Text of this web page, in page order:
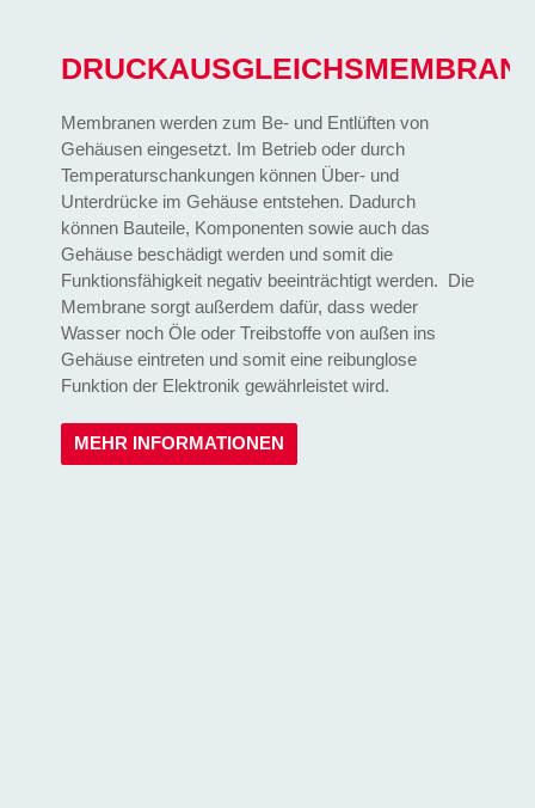
Membranen werden zum Be- und Entlüften von
Gehäusen eingesetzt. Im Betrieb oder durch
Temperaturschankungen können Über- und
Unterdrücke im Gehäuse entstehen. Dadurch
können Bauteile, Komponenten sowie auch das
Gehäuse beschädigt werden und somit die
Funktionsfähigkeit negativ beeinträchtigt werden. Die
Membrane sorgt außerdem dafür, dass weder
Wasser noch Öle oder Treibstoffe von außen ins
Gehäuse eintreten und somit eine reibunglose
Funktion der Elektronik gewährleistet wird.
MEHR INFORMATIONEN